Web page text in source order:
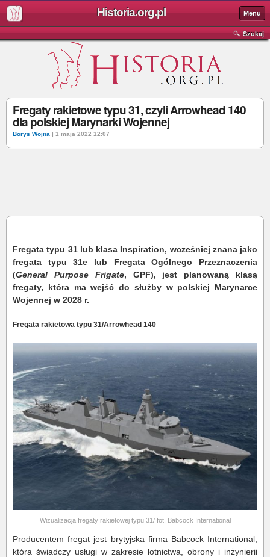
Historia.org.pl Menu
Szukaj
Fregaty rakietowe typu 31, czyli Arrowhead 140
dla polskiej Marynarki Wojennej
Borys Wojna | 1 maja 2022 12:07
Fregata typu 31 lub klasa Inspiration, wcześniej znana jako
fregata typu 31e lub Fregata Ogólnego Przeznaczenia
(General Purpose Frigate, GPF), jest planowaną klasą
fregaty, która ma wejść do służby w polskiej Marynarce
Wojennej w 2028 r.
Fregata rakietowa typu 31/Arrowhead 140
Wizualizacja fregaty rakietowej typu 31/ fot. Babcock International
Producentem fregat jest brytyjska firma Babcock International,
która świadczy usługi w zakresie lotnictwa, obrony i inżynierii